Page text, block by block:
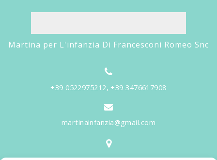
Martina per L'infanzia Di Francesconi Romeo Snc
+39 0522975212, +39 3476617908
martinainfanzia@gmail.com